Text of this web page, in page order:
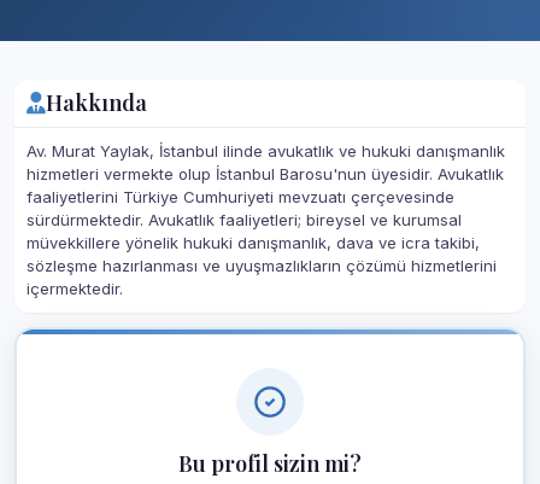
Hakkında
Av. Murat Yaylak, İstanbul ilinde avukatlık ve hukuki danışmanlık
hizmetleri vermekte olup İstanbul Barosu'nun üyesidir. Avukatlık
faaliyetlerini Türkiye Cumhuriyeti mevzuatı çerçevesinde
sürdürmektedir. Avukatlık faaliyetleri; bireysel ve kurumsal
müvekkillere yönelik hukuki danışmanlık, dava ve icra takibi,
sözleşme hazırlanması ve uyuşmazlıkların çözümü hizmetlerini
içermektedir.
Bu profil sizin mi?